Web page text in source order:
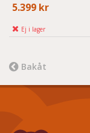
5.399 kr
Ej i lager
Bakåt